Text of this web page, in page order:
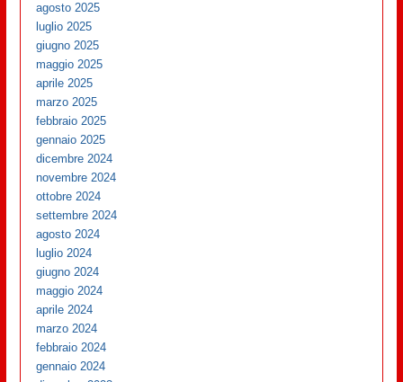
agosto 2025
luglio 2025
giugno 2025
maggio 2025
aprile 2025
marzo 2025
febbraio 2025
gennaio 2025
dicembre 2024
novembre 2024
ottobre 2024
settembre 2024
agosto 2024
luglio 2024
giugno 2024
maggio 2024
aprile 2024
marzo 2024
febbraio 2024
gennaio 2024